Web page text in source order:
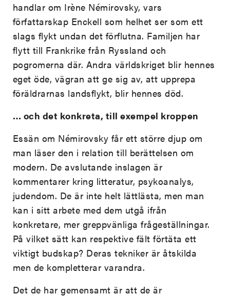
handlar om Irène Némirovsky, vars
författarskap Enckell som helhet ser som ett
slags flykt undan det förflutna. Familjen har
flytt till Frankrike från Ryssland och
pogromerna där. Andra världskriget blir hennes
eget öde, vägran att ge sig av, att upprepa
föräldrarnas landsflykt, blir hennes död.
… och det konkreta, till exempel kroppen
Essän om Némirovsky får ett större djup om
man läser den i relation till berättelsen om
modern. De avslutande inslagen är
kommentarer kring litteratur, psykoanalys,
judendom. De är inte helt lättlästa, men man
kan i sitt arbete med dem utgå ifrån
konkretare, mer greppvänliga frågeställningar.
På vilket sätt kan respektive fält förtäta ett
viktigt budskap? Deras tekniker är åtskilda
men de kompletterar varandra.
Det de har gemensamt är att de är